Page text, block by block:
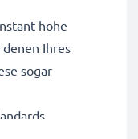
hohe
Ihres
sogar